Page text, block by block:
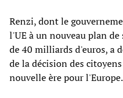
Renzi, dont le
l'UE à un nouveau plan de
de 40 milliards d'euros, a
de la décision des
nouvelle ère pour